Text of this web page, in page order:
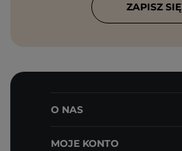
ZAPISZ SIĘ
O NAS
MOJE KONTO